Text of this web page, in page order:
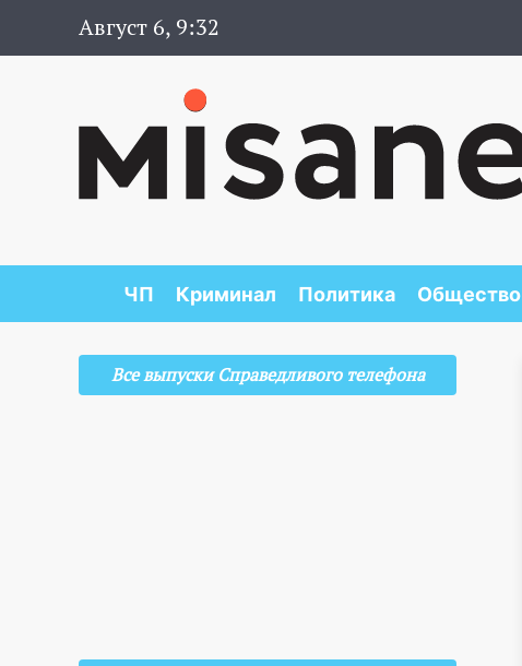
Август 6, 9:32
ЧП Криминал Политика Общество
Все выпуски Справедливого телефона